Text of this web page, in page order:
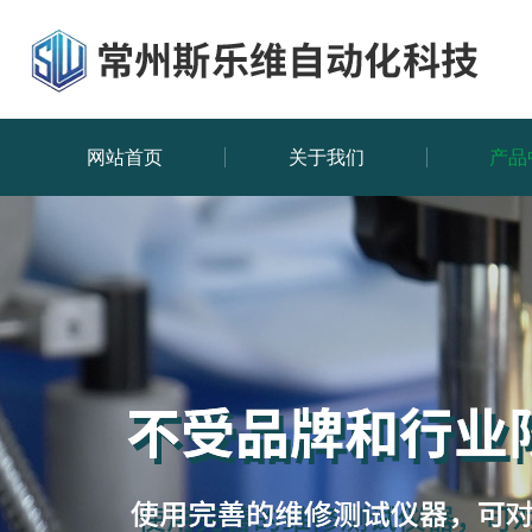
网站首页 关于我们 产品